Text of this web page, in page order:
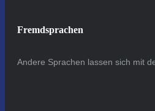
Fremdsprachen
Andere Sprachen lassen sich mit